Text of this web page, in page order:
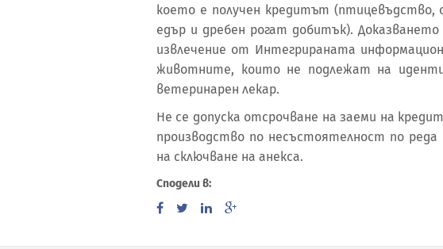
което е получен кредитът (птицевъдство,
едър и дребен рогат добитък).
извлечение от Интегрираната
животните, които не подлежат на
ветеринарен лекар.
Не се допуска отсрочване на заеми на
производство по несъстоятелност по
на сключване на анекса.
Сподели в: